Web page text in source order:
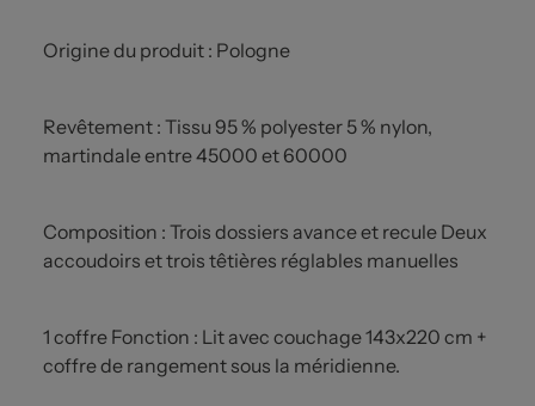
Origine du produit : Pologne
Revêtement : Tissu 95 % polyester 5 % nylon,
martindale entre 45000 et 60000
Composition : Trois dossiers avance et recule Deux
accoudoirs et trois têtières réglables manuelles
1 coffre Fonction : Lit avec couchage 143x220 cm +
coffre de rangement sous la méridienne.